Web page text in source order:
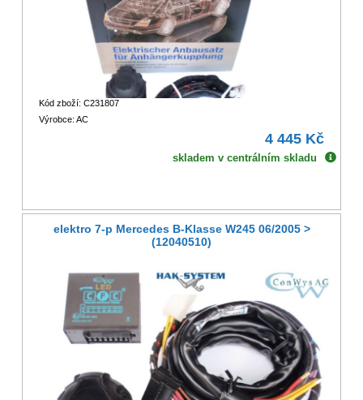
Kód zboží: C231807
Výrobce: AC
4 445 Kč
skladem v centrálním skladu
elektro 7-p Mercedes B-Klasse W245 06/2005 >
(12040510)